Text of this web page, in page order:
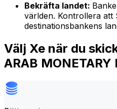
Bekräfta landet:
världen. Kontrollera att
destinationsbankens
Välj Xe när du
ARAB MONETARY